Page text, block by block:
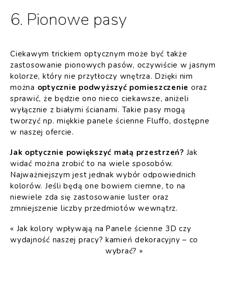
6. Pionowe pasy
Ciekawym trickiem optycznym może być także
zastosowanie pionowych pasów, oczywiście w jasnym
kolorze, który nie przytłoczy wnętrza. Dzięki nim
można optycznie podwyższyć pomieszczenie oraz
sprawić, że będzie ono nieco ciekawsze, aniżeli
wyłącznie z białymi ścianami. Takie pasy mogą
tworzyć np. miękkie panele ścienne Fluffo, dostępne
w naszej ofercie.
Jak optycznie powiększyć małą przestrzeń? Jak
widać można zrobić to na wiele sposobów.
Najważniejszym jest jednak wybór odpowiednich
kolorów. Jeśli będą one bowiem ciemne, to na
niewiele zda się zastosowanie luster oraz
zmniejszenie liczby przedmiotów wewnątrz.
« Jak kolory wpływają na
wydajność naszej pracy?
Panele ścienne 3D czy
kamień dekoracyjny – co
wybrać? »